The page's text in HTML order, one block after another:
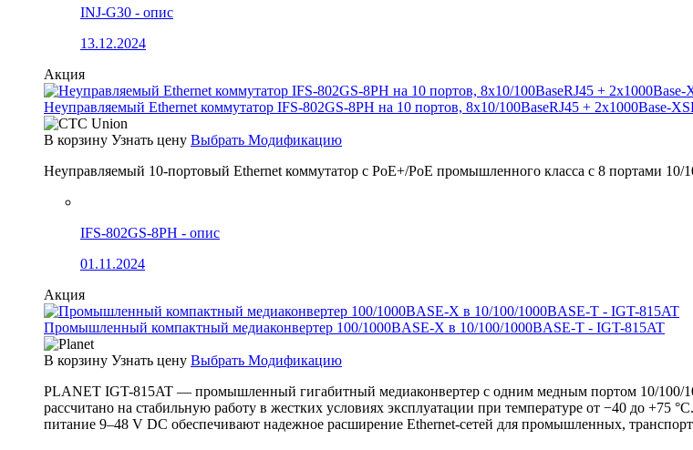
INJ-G30 - опис
13.12.2024
Акция
Неуправляемый Ethernet коммутатор IFS-802GS-8PH на 10 портов, 8x10/100BaseRJ45 + 2x1000Base-
В корзину Узнать цену Выбрать Модификацию
Неуправляемый 10-портовый Ethernet коммутатор с PoE+/PoE промышленного класса с 8 портами 10/
IFS-802GS-8PH - опис
01.11.2024
Акция
Промышленный компактный медиаконвертер 100/1000BASE-X в 10/100/1000BASE-T - IGT-815AT
В корзину Узнать цену Выбрать Модификацию
PLANET IGT-815AT — промышленный гигабитный медиаконвертер с одним медным портом 10/100/
рассчитано на стабильную работу в жестких условиях эксплуатации при температуре от −40 до
питание 9–48 V DC обеспечивают надежное расширение Ethernet-сетей для промышленных,